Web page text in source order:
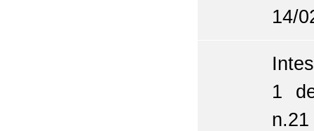
14/
1